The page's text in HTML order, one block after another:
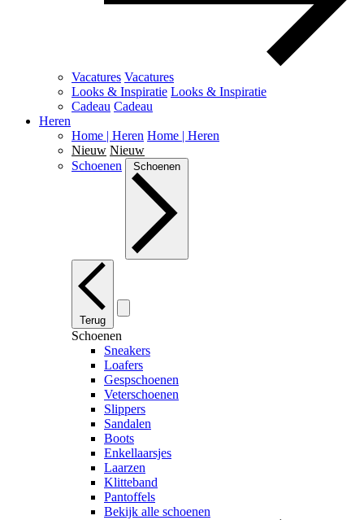
Vacatures Vacatures
Looks & Inspiratie Looks & Inspiratie
Cadeau Cadeau
Heren
Home | Heren Home | Heren
Nieuw Nieuw
Schoenen
Schoenen
Terug
Schoenen
Sneakers
Loafers
Gespschoenen
Veterschoenen
Slippers
Sandalen
Boots
Enkellaarsjes
Laarzen
Klitteband
Pantoffels
Bekijk alle schoenen